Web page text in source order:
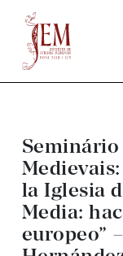
Seminário
la Iglesia
Media:
europeo”